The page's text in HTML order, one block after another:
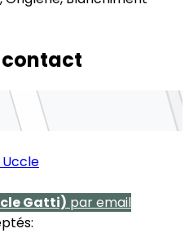
contact
Gatti) par email